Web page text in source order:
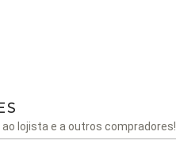
lojista e a outros compradores!